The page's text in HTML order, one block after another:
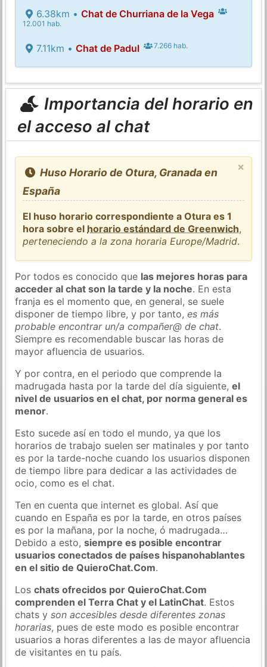
6.38km • Chat de Churriana de la Vega
12.001 hab.
7.11km • Chat de Padul 7.266 hab.
Importancia del horario en
el acceso al chat
×
Huso Horario de Otura, Granada en
España
El huso horario correspondiente a Otura es 1
hora sobre el horario estándard de Greenwich,
perteneciendo a la zona horaria Europe/Madrid.
Por todos es conocido que las mejores horas para
acceder al chat son la tarde y la noche. En esta
franja es el momento que, en general, se suele
disponer de tiempo libre, y por tanto,es más
probable encontrar un/a compañer@ de chat.
Siempre es recomendable buscar las horas de
mayor afluencia de usuarios.
Y por contra, en el periodo que comprende la
madrugada hasta por la tarde del día siguiente,el
nivel de usuarios en el chat, por norma general es
menor.
Esto sucede así en todo el mundo, ya que los
horarios de trabajo suelen ser matinales y por tanto
es por la tarde-noche cuando los usuarios disponen
de tiempo libre para dedicar a las actividades de
ocio, como es el chat.
Ten en cuenta que internet es global. Así que
cuando en España es por la tarde, en otros países
es por la mañana, por la noche, ó madrugada…
Debido a esto,siempre es posible encontrar
usuarios conectados de países hispanohablantes
en el sitio de QuieroChat.Com.
Loschats ofrecidos por QuieroChat.Com
comprenden el Terra Chat y el LatinChat. Estos
chats yson accesibles desde diferentes zonas
horarias, pues de este modo es posible encontrar
usuarios a horas diferentes a las de mayor afluencia
de visitantes en tu país.